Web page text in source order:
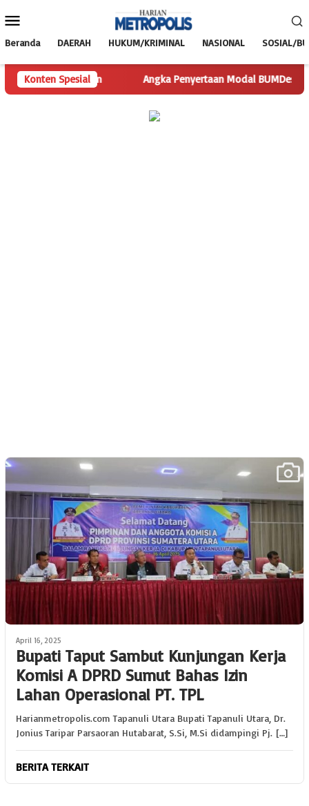
ke
Mobile
Beranda DAERAH HUKUM/KRIMINAL NASIONAL SOSIAL/
Konten Spesial
Pertanyaan Angka Penyertaan Modal BUMDes
April 16, 2025
Bupati Taput Sambut Kunjungan Kerja
Komisi A DPRD Sumut Bahas Izin
Lahan Operasional PT. TPL
Harianmetropolis.com Tapanuli Utara Bupati Tapanuli Utara, Dr.
Jonius Taripar Parsaoran Hutabarat, S.Si, M.Si didampingi Pj. […]
BERITA TERKAIT